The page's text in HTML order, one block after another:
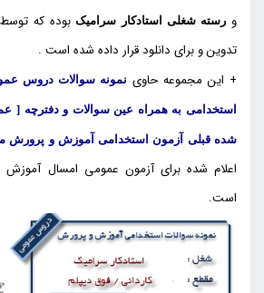
ورسته شغلی استادکار سرامیک بوده که
تدوین و برای دانلود قرار داده شده است .
+ این مجموعه حاوی نمونه سوالات دروس
استخدامی به همراه عین سوالات و دفترچه [
شده قبلی آزمون استخدامی آموزش و پرورش
اعلام شده برای آزمون عمومی امسال آموزش
است.